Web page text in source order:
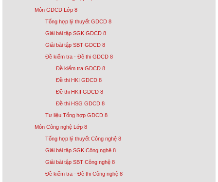
Môn GDCD Lớp 8
Tổng hợp lý thuyết GDCD 8
Giải bài tập SGK GDCD 8
Giải bài tập SBT GDCD 8
Đề kiểm tra - Đề thi GDCD 8
Đề kiểm tra GDCD 8
Đề thi HKI GDCD 8
Đề thi HKII GDCD 8
Đề thi HSG GDCD 8
Tư liệu Tổng hợp GDCD 8
Môn Công nghệ Lớp 8
Tổng hợp lý thuyết Công nghệ 8
Giải bài tập SGK Công nghệ 8
Giải bài tập SBT Công nghệ 8
Đề kiểm tra - Đề thi Công nghệ 8